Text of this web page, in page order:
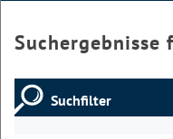
Suchergebnisse
Suchfilter